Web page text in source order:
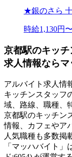
★銀のさら
時給1,130円〜
京都駅のキッ
求人情報ならマ
アルバイト求人情
キッチンスタッフ
域、路線、職種、
京都駅のキッチン
情報、カフェやア
人気職種も多数掲
「マッハバイト